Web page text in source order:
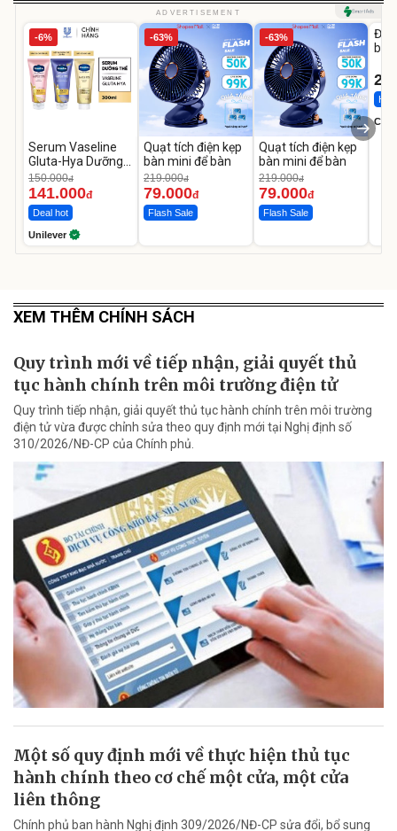
ADVERTISEMENT
-6%
Serum Vaseline
Gluta-Hya Dưỡng
Da Sáng Mịn Sau 7
Ngày
150.000đ
141.000đ
Deal hot
Unilever
-63%
Quạt tích điện kẹp
bàn mini để bàn
219.000đ
79.000đ
Flash Sale
-63%
Quạt tích điện kẹp
bàn mini để bàn
219.000đ
79.000đ
Flash Sale
Đai
bé
Hot
XEM THÊM CHÍNH SÁCH
Quy trình mới về tiếp nhận, giải quyết thủ
tục hành chính trên môi trường điện tử
Quy trình tiếp nhận, giải quyết thủ tục hành chính trên môi trường
điện tử vừa được chỉnh sửa theo quy định mới tại Nghị định số
310/2026/NĐ-CP của Chính phủ.
Một số quy định mới về thực hiện thủ tục
hành chính theo cơ chế một cửa, một cửa
liên thông
Chính phủ ban hành Nghị định 309/2026/NĐ-CP sửa đổi, bổ sung